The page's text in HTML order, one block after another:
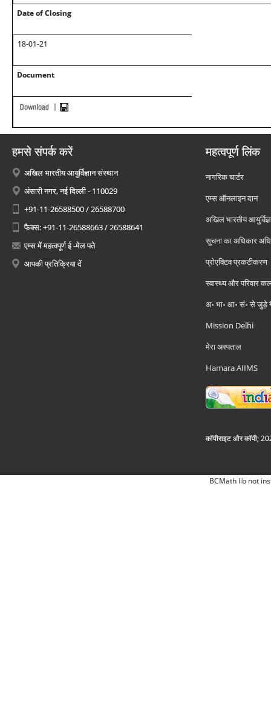
Date of Closing
18-01-21
Document
हमसे संपर्क करें
अखिल भारतीय आयुर्विज्ञान संस्थान
अंसारी नगर, नई दिल्ली - 110029
+91-11-26588500 / 26588700
फैक्स: +91-11-26588663 / 26588641
एम्स में महत्वपूर्ण ई -मेल पते
आपकी प्रतिक्रिया दें
महत्वपूर्ण लिंक
नागरिक चार्टर
एम्स ऑनलाइन दान
अखिल भारतीय
सूचना का अधिकार
प्रोएक्टिव प्रकटीकरण
स्वास्थ्य और परिवार
अ॰ भा॰ आ॰ सं॰ से जुड़े
Mission Delhi
मेरा अस्पताल
Hamara AIIMS
कॉपीराइट और कॉपी;
BCMath lib not